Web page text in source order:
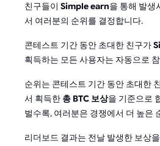
친구들이 Simple earn을 통해 발생
서 여러분의 순위를 결정합니다.
콘테스트 기간 동안 초대한 친구가
획득하는 모든 사용자는 자동으로
순위는 콘테스트 기간 동안 초대한
서 획득한 총 BTC 보상을 기준으로
벌수록, 여러분은 경쟁에서 더 높은
리더보드 결과는 전날 발생한 보상